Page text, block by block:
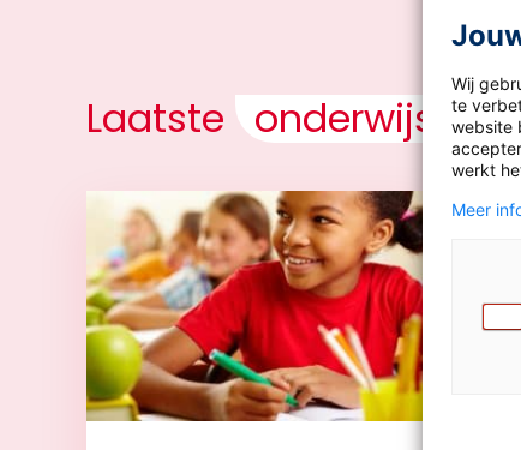
Laatste
Wij
te
website
werkt
Meer